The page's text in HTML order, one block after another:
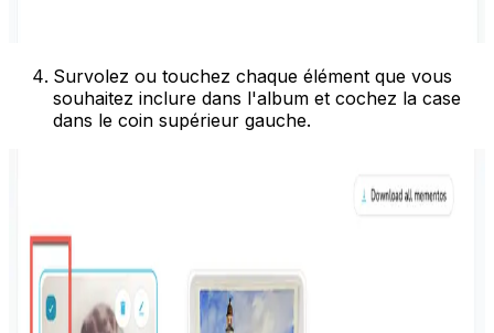
Survolez ou touchez chaque élément que vous
souhaitez inclure dans l'album et cochez la case
dans le coin supérieur gauche.